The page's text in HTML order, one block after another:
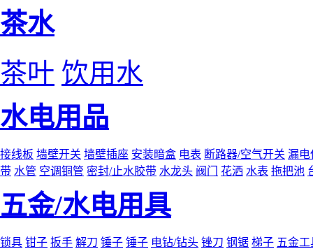
茶水
茶叶 饮用水
水电用品
接线板 墙壁开关 墙壁插座 安装暗盒 电表 断路器/空气开关 漏电
带 水管 空调铜管 密封/止水胶带 水龙头 阀门 花洒 水表 拖把池
五金/水电用具
锁具 钳子 扳手 解刀 锤子 锤子 电钻/钻头 锉刀 钢锯 梯子 五金